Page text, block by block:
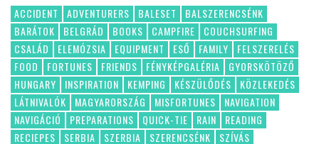
ACCIDENT ADVENTURERS BALESET
BALSZERENCSÉNK
BARÁTOK
BELGRÁD BOOKS CAMPFIRE
COUCHSURFING
CSALÁD
ELEMÓZSIA EQUIPMENT ESŐ FAMILY
FELSZERELÉS
FOOD
FORTUNES FRIENDS FÉNYKÉPGALÉRIA
GYORSKÖTÖZŐ
HUNGARY
INSPIRATION KEMPING KÉSZÜLŐDÉS
KÖZLEKEDÉS
LÁTNIVALÓK
MAGYARORSZÁG MISFORTUNES
NAVIGATION
NAVIGÁCIÓ
PREPARATIONS QUICK-TIE RAIN
READING
RECIEPES
SERBIA SZERBIA SZERENCSÉNK
SZÍVÁS